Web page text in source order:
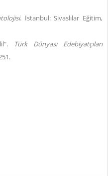
. İstanbul: Sivaslılar Eğitim,
Türk Dünyası Edebiyatçıları